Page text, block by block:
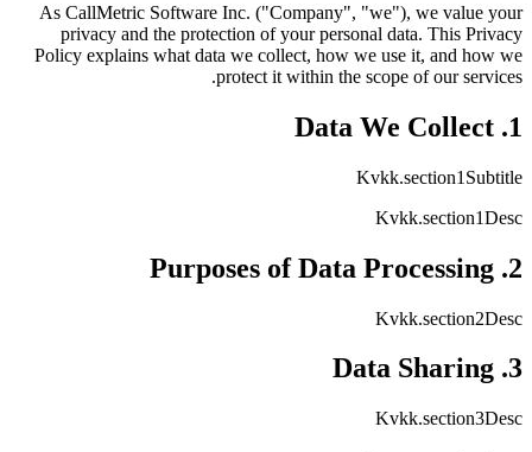
As CallMetric Software Inc. ("Company", "we"), we value your
privacy and the protection of your personal data. This Privacy
Policy explains what data we collect, how we use it, and how we
protect it within the scope of our services.
1. Data We Collect
Kvkk.section1Subtitle
Kvkk.section1Desc
2. Purposes of Data Processing
Kvkk.section2Desc
3. Data Sharing
Kvkk.section3Desc